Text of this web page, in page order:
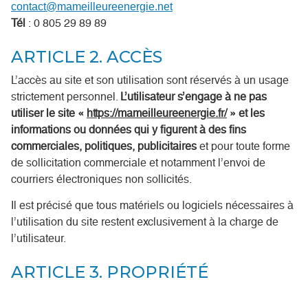
contact@mameilleureenergie.net
Tél : 0 805 29 89 89
ARTICLE 2. ACCÈS
L’accès au site et son utilisation sont réservés à un usage
strictement personnel. L’utilisateur s’engage à ne pas
utiliser le site « https://mameilleureenergie.fr/» et les
informations ou données qui y figurent à des fins
commerciales, politiques, publicitaires et pour toute forme
de sollicitation commerciale et notamment l’envoi de
courriers électroniques non sollicités.
Il est précisé que tous matériels ou logiciels nécessaires à
l’utilisation du site restent exclusivement à la charge de
l’utilisateur.
ARTICLE 3. PROPRIÉTÉ